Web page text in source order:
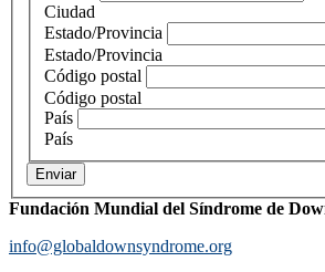
Ciudad
Estado/Provincia
Estado/Provincia
Código postal
Código postal
País
País
Enviar
Fundación Mundial del Síndrome de
info@globaldownsyndrome.org